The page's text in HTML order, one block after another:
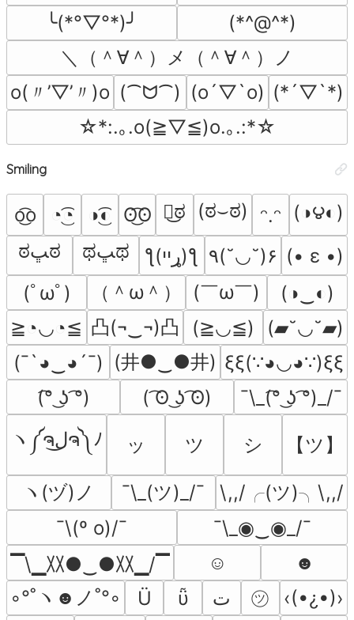
╰(*°▽°*)╯
(*^@^*)
＼（＾∀＾）メ（＾∀＾）ノ
o(〃’▽’〃)o (⁀ᗢ⁀) (o´▽`o) (*´▽`*)
☆*:.｡.o(≧▽≦)o.｡.:*☆
Smiling
o͜͡o ◔͜͡◔ ◑͜͡◐ ʘ͜͡ʘ ಠ͜ಠ (ಠ⌣ಠ) ᵔ.ᵔ
(◑౪◐)
ಠﭛಠ
ಥﭛಥ ƪ(ړײ)‎ƪ​​ ٩(˘◡˘)۶ (• ε •)
(ﾟωﾟ)
（＾ω＾） (￣ω￣﻿)
(◑‿◐)
≧◔◡◔≦ 凸(¬‿¬)凸 (≧◡≦)
(▰˘◡˘▰)
(¯`◕‿◕´¯) (井●‿●井) ξξ(∵◕◡◕∵)ξξ
(͡° ͜ʖ ͡°)
( ͡ʘ ͜ʖ ͡ʘ)
¯\_(͡° ͜ʖ ͡°)_/¯
ヽ༼ຈل͜ຈ༽ﾉ
ッ ツ シ 【ツ】
ヽ(ヅ)ノ ¯\_(ツ)_/¯
\,,/╭(ツ)╮\,,/
¯\(º o)/¯
¯\_◉‿◉_/¯
▔\▁〷●‿●〷▁/▔
☺
☻
◦°˚ヽ☻ノ˚°◦
Ü ῧ ﺕ ㋡
‹(•¿•)›